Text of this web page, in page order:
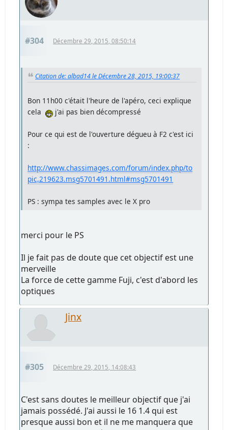
#304 Décembre 29, 2015, 08:50:14
Citation de: albad14 le Décembre 28, 2015, 19:00:37
Bon 11h00 c'était l'heure de l'apéro, ceci explique
cela
j'ai pas bien décompressé
Pour ce qui est de l'ouverture dégueu à F2 c'est ici
:
http://www.chassimages.com/forum/index.php/to
pic,219623.msg5701491.html#msg5701491
PS : sympa tes samples avec le X pro
merci pour le PS
Il je fait pas de doute que cet objectif est une
merveille
La force de cette gamme Fuji, c'est d'abord les
optiques
Jinx
#305 Décembre 29, 2015, 14:08:43
C'est sans doutes le meilleur objectif que j'ai
jamais possédé. J'ai aussi le 16 1.4 qui est
presque aussi bon et il ne me manquera que